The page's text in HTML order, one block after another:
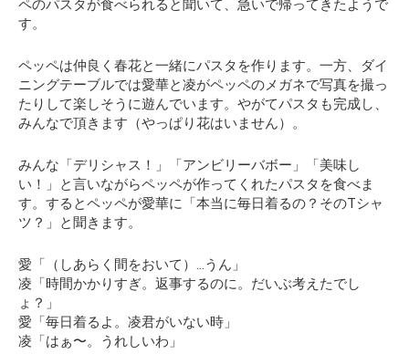
ペのパスタが食べられると聞いて、急いで帰ってきたようで
す。
ペッペは仲良く春花と一緒にパスタを作ります。一方、ダイ
ニングテーブルでは愛華と凌がペッペのメガネで写真を撮っ
たりして楽しそうに遊んでいます。やがてパスタも完成し、
みんなで頂きます（やっぱり花はいません）。
みんな「デリシャス！」「アンビリーバボー」「美味し
い！」と言いながらペッペが作ってくれたパスタを食べま
す。するとペッペが愛華に 「本当に毎日着るの？そのTシャ
ツ？」
と聞きます。
愛「（しあらく間をおいて）…うん」
凌「時間かかりすぎ。返事するのに。だいぶ考えたでし
ょ？」
愛「毎日着るよ。凌君がいない時」
凌「はぁ〜。うれしいわ」